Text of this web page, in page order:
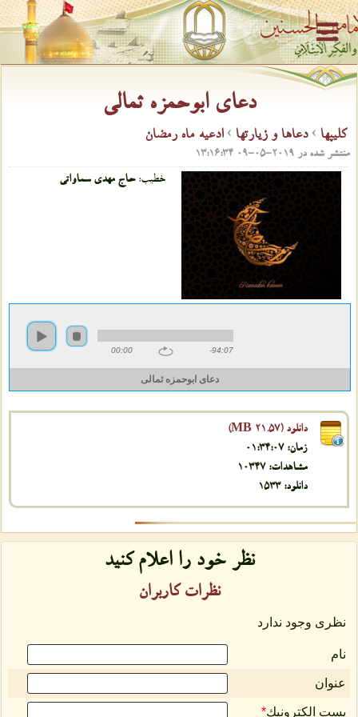
دعای ابوحمزه ثمالی
كلیپها › دعاها و زیارتها › ادعيه ماه رمضان
منتشر شده در 2019-05-09 13:16:34
خطیب:حاج مهدی سماواتی
00:00 -94:07
دعای ابوحمزه ثمالی
دانلود (21.57 MB)
زمان: 01:34:07
مشاهدات: 10347
دانلود: 1533
نظر خود را اعلام كنید
نظرات كاربران
نظری وجود ندارد
نام
عنوان
پست الكترونیك*